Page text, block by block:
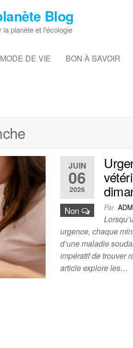
Blog
la planète et l'écologie
DE VIE BON À SAVOIR
JUIN
06
2026
Non Par
urgence, chaque
d’une maladie
impératif de trouver
article explore les…